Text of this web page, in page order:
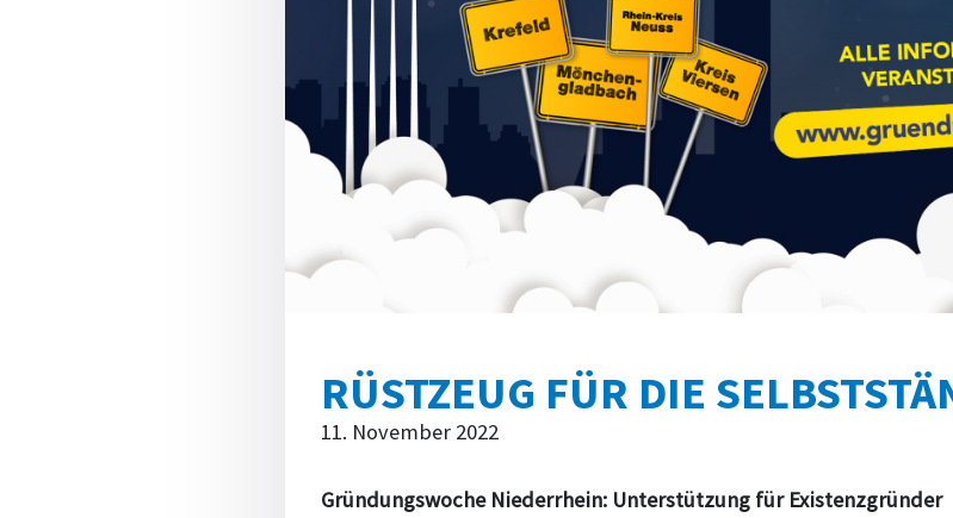
RÜSTZEUG FÜR DIE
11. November 2022
Gründungswoche Niederrhein: Unterstützung für Existenzgründer